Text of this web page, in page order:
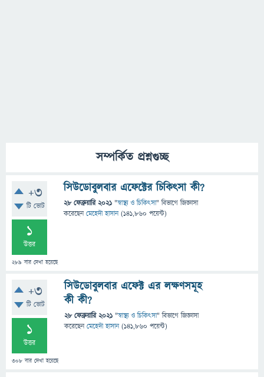
সম্পর্কিত প্রশ্নগুচ্ছ
+3
টি ভোট
1
উত্তর
289 বার দেখা হয়েছে
সিউডোবুলবার এফেক্টের চিকিৎসা কী?
28 ফেব্রুয়ারি 2021 "স্বাস্থ্য ও চিকিৎসা" বিভাগে জিজ্ঞাসা
করেছেনমেহেদী হাসান (141,860 পয়েন্ট)
+3
টি ভোট
1
উত্তর
308 বার দেখা হয়েছে
সিউডোবুলবার এফেক্ট এর লক্ষণসমূহ
কী কী?
28 ফেব্রুয়ারি 2021 "স্বাস্থ্য ও চিকিৎসা" বিভাগে জিজ্ঞাসা
করেছেনমেহেদী হাসান (141,860 পয়েন্ট)